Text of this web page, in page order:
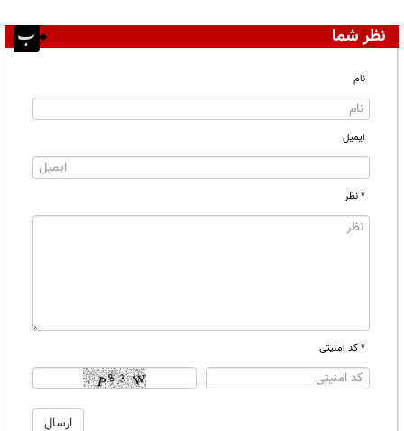
نظر شما
نام
ایمیل
* نظر
* کد امنیتی